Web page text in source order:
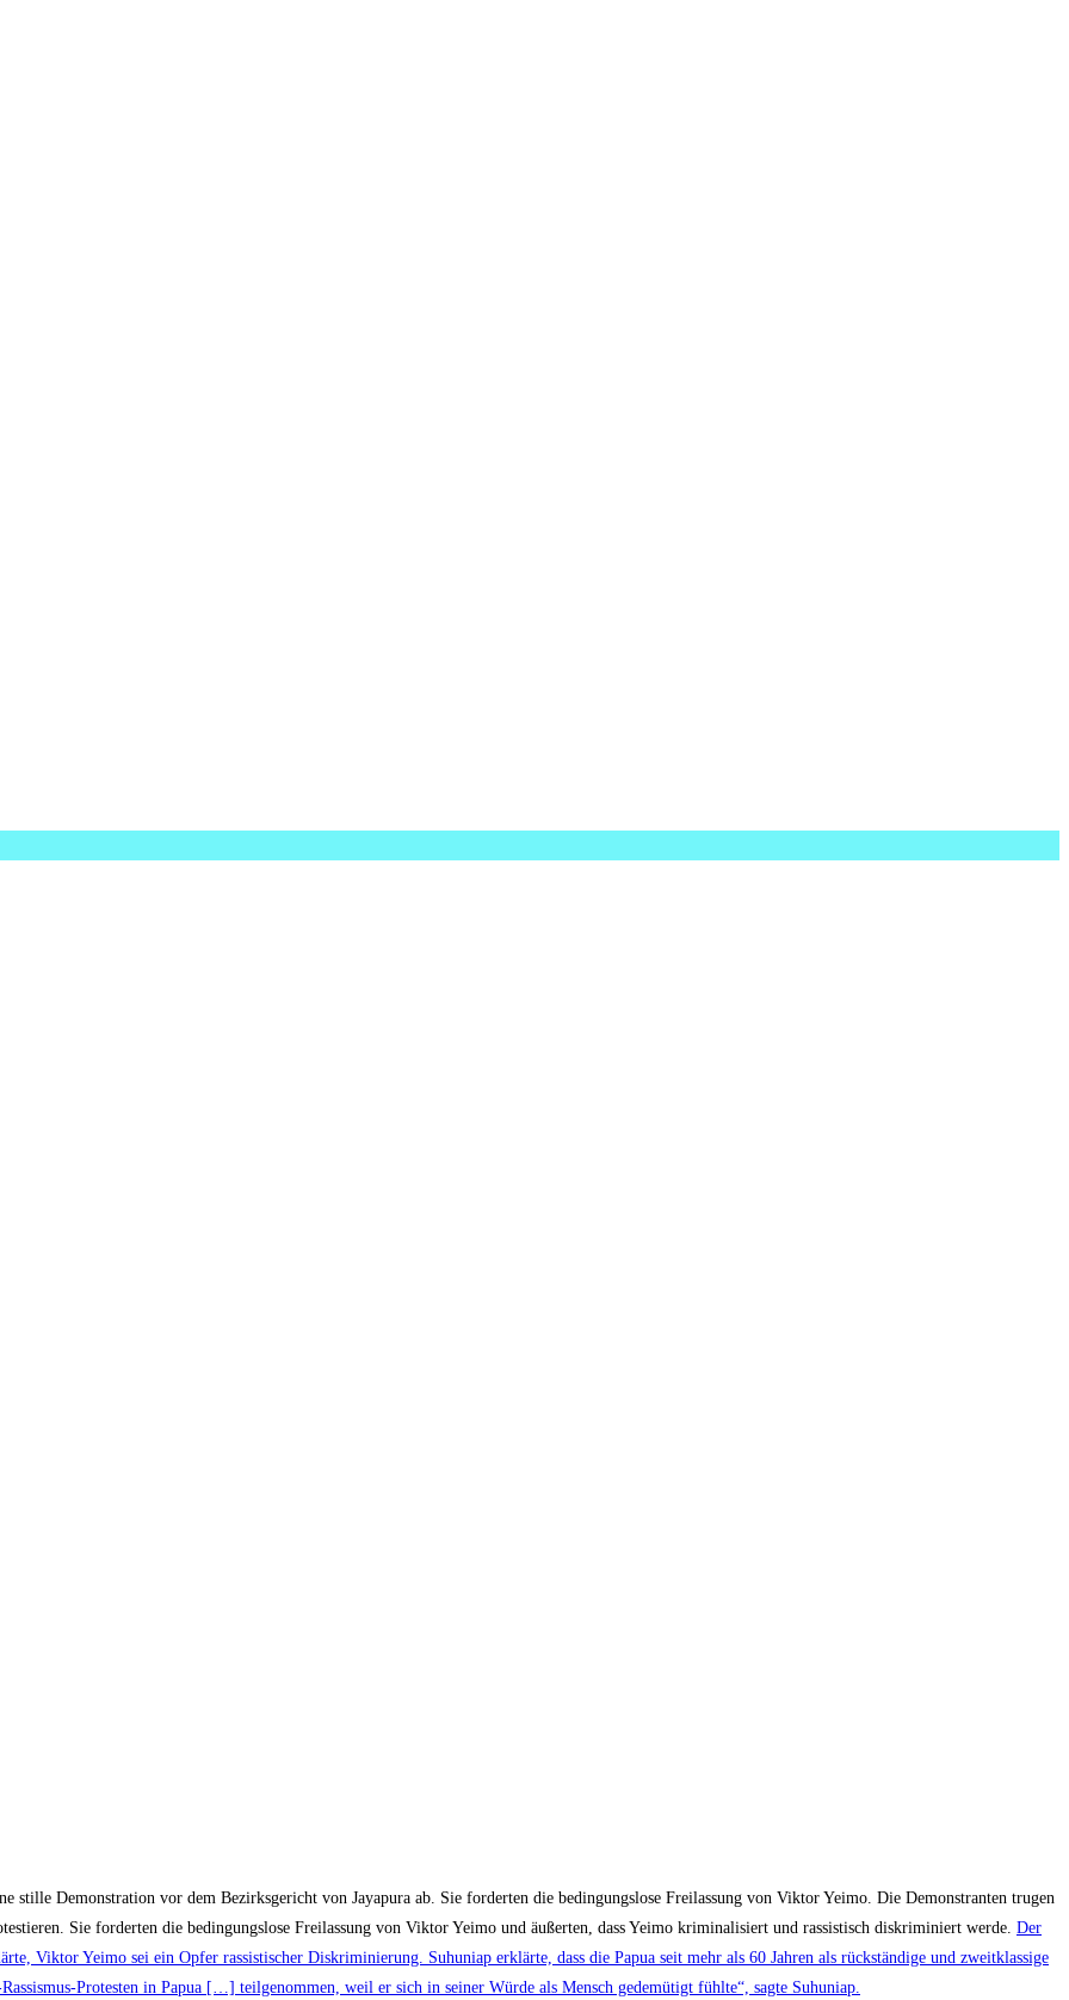
stille Demonstration vor dem Bezirksgericht von Jayapura ab. Sie forderten die bedingungslose Freilassung von Viktor Yeimo. Die Demonstranten trugen
Sie forderten die bedingungslose Freilassung von Viktor Yeimo und äußerten, dass Yeimo kriminalisiert und rassistisch diskriminiert werde. Der
Viktor Yeimo sei ein Opfer rassistischer Diskriminierung. Suhuniap erklärte, dass die Papua seit mehr als 60 Jahren als rückständige und zweitklassige
Protesten in Papua […] teilgenommen, weil er sich in seiner Würde als Mensch gedemütigt fühlte“, sagte Suhuniap.